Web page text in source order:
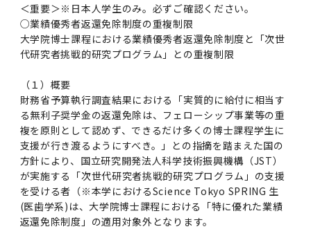
＜重要＞※日本人学生のみ。必ずご確認ください。
○業績優秀者返還免除制度の重複制限
大学院博士課程における業績優秀者返還免除制度と「次世
代研究者挑戦的研究プログラム」との重複制限
（１）概要
財務省予算執行調査結果における「実質的に給付に相当す
る無利子奨学金の返還免除は、フェローシップ事業等の重
複を原則として認めず、できるだけ多くの博士課程学生に
支援が行き渡るようにすべき。」との指摘を踏まえた国の
方針により、国立研究開発法人科学技術振興機構（JST）
が実施する「次世代研究者挑戦的研究プログラム」の支援
を受ける者（※本学におけるScience Tokyo SPRING 生
(医歯学系)は、大学院博士課程における「特に優れた業績
返還免除制度」の適用対象外となります。